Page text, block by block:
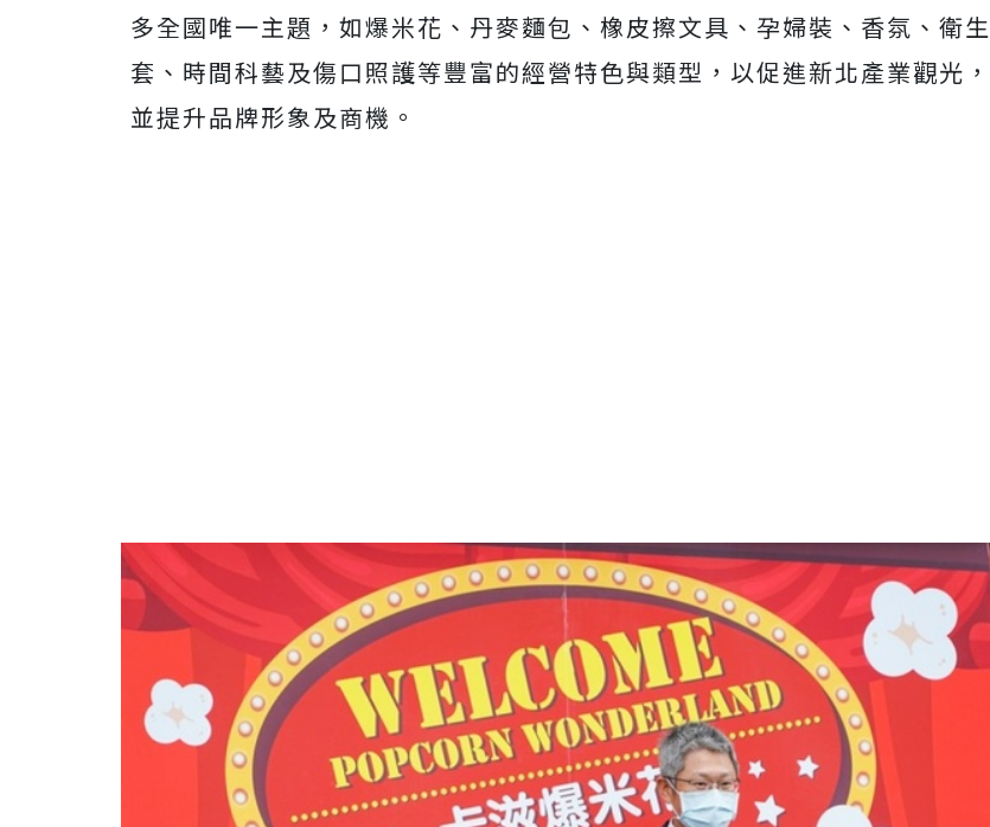
多全國唯一主題，如爆米花、丹麥麵包、橡皮擦文具、孕婦裝、香氛、衛生
套、時間科藝及傷口照護等豐富的經營特色與類型，以促進新北產業觀光，
並提升品牌形象及商機。